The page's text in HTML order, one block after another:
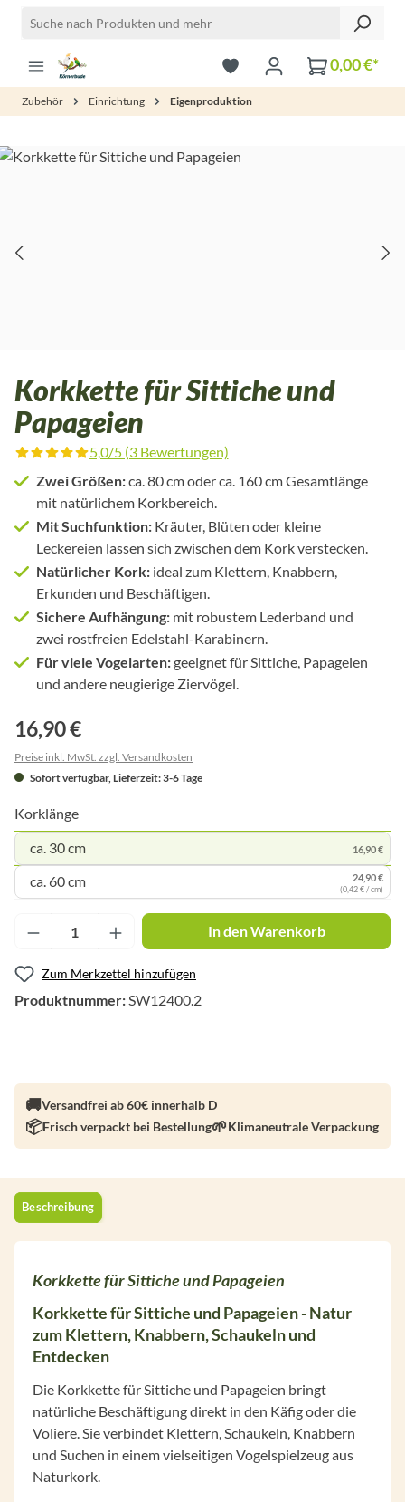
Zum Hauptinhalt springen
0,00 €*
Zubehör Einrichtung Eigenproduktion
Bildergalerie überspringen
Korkkette für Sittiche und
Papageien
Durchschnittliche Bewertung von 5 von 5 Sternen
5,0/5 (3 Bewertungen)
Zwei Größen:ca. 80 cm oder ca. 160 cm Gesamtlänge
mit natürlichem Korkbereich.
Mit Suchfunktion: Kräuter, Blüten oder kleine
Leckereien lassen sich zwischen dem Kork verstecken.
Natürlicher Kork: ideal zum Klettern, Knabbern,
Erkunden und Beschäftigen.
Sichere Aufhängung: mit robustem Lederband und
zwei rostfreien Edelstahl-Karabinern.
Für viele Vogelarten:geeignet für Sittiche, Papageien
und andere neugierige Ziervögel.
16,90 €
Preise inkl. MwSt. zzgl. Versandkosten
Sofort verfügbar, Lieferzeit: 3-6 Tage
Korklänge
ca. 30 cm
16,90 €
ca. 60 cm 24,90 €
(0,42 € / cm)
Produkt Anzahl: Gib den gewünschten
In den Warenkorb
Zum Merkzettel hinzufügen
Produktnummer:SW12400.2
Versandfrei ab 60€ innerhalb D
Frisch verpackt bei Bestellung
Klimaneutrale Verpackung
Beschreibung
Korkkette für Sittiche und Papageien
Korkkette für Sittiche und Papageien - Natur
zum Klettern, Knabbern, Schaukeln und
Entdecken
Die Korkkette für Sittiche und Papageien bringt
natürliche Beschäftigung direkt in den Käfig oder die
Voliere. Sie verbindet Klettern, Schaukeln, Knabbern
und Suchen in einem vielseitigen Vogelspielzeug aus
Naturkork.